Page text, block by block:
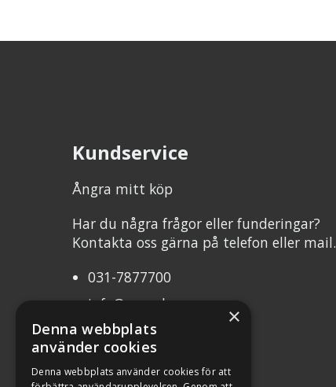
Kundservice
Ångra mitt köp
Har du några frågor eller funderingar?
Kontakta oss gärna på telefon eller mail.
031-7877700
info@mcweb.se
Mån-Tor 10.00-17.00
Fre 10.00-17.00
×
Denna webbplats
använder cookies
Denna webbplats använder cookies för att